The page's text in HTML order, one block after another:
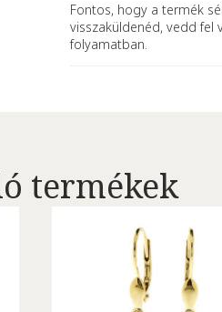
Fontos, hogy a termék
visszaküldenéd, vedd fel
folyamatban.
termékek